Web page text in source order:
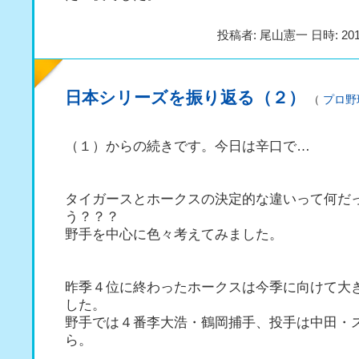
投稿者: 尾山憲一 日時:
日本シリーズを振り返る（２） （ プロ野
（１）からの続きです。今日は辛口で…
タイガースとホークスの決定的な違いって何だ
う？？？
野手を中心に色々考えてみました。
昨季４位に終わったホークスは今季に向けて大
した。
野手では４番李大浩・鶴岡捕手、投手は中田・
ら。